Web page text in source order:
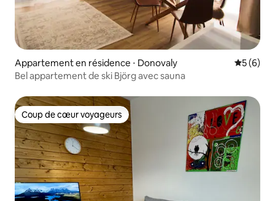
Appartement en résidence ⋅ Donovaly
5 (6)
Bel appartement de ski Björg avec sauna
Coup de cœur voyageurs
Coup de cœur voyageurs